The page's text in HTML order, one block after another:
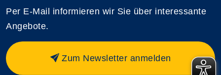
Per E-Mail informieren wir Sie über interessante
Angebote.
Zum Newsletter anmelden